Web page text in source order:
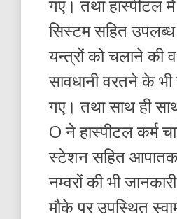
गए। तथा हास्पीटल
सिस्टम सहित
यन्त्रों को चलाने की
सावधानी वरतने के भी
गए। तथा साथ ही
O ने हास्पीटल कर्म
स्टेशन सहित
नम्वरों की भी
मौके पर उपस्थित